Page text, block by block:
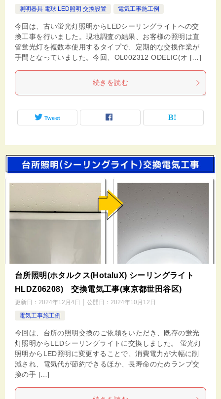
照明器具 電球 LED照明 交換設置
電気工事施工例
今回は、古い蛍光灯照明からLEDシーリングライトへの交
換工事を行いました。現地調査の結果、お客様の照明は直
管蛍光灯を複数本使用するタイプで、定期的な交換作業が
手間となっていました。今回、OL002312 ODELIC(オ […]
続きを読む
Tweet
台所照明(ホタルクス(HotaluX) シーリングライト
HLDZ06208) 交換電気工事(東京都世田谷区)
更新日： 2024年12月4日 公開日： 2024年10月12日
電気工事施工例
今回は、台所の照明交換のご依頼をいただき、既存の蛍光
灯照明からLEDシーリングライトに交換しました。 蛍光灯
照明からLED照明に変更することで、消費電力が大幅に削
減され、電気代が節約できるほか、長寿命のためランプ交
換の手 […]